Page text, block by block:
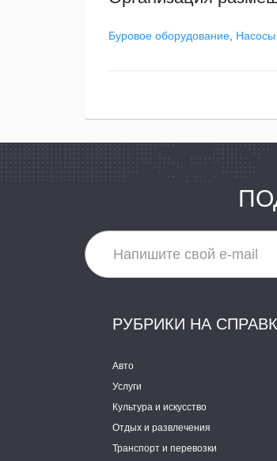
Буровое оборудование Насосы
РУБРИКИ НА
Авто
Услуги
Культура и искусство
Отдых и развлечения
Транспорт и перевозки